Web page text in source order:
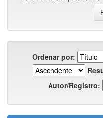
Ordenar por:
Autor/Registro: